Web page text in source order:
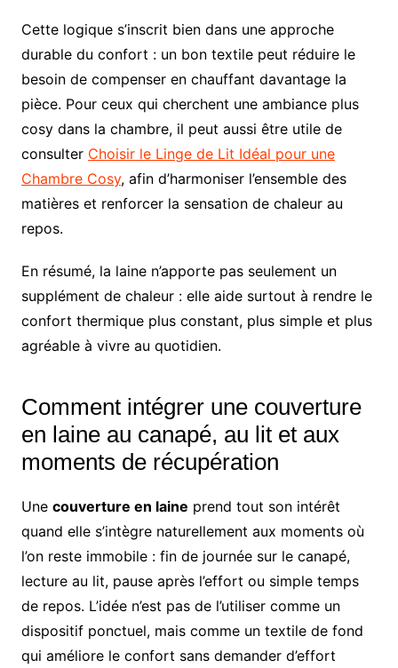
Cette logique s’inscrit bien dans une approche
durable du confort : un bon textile peut réduire le
besoin de compenser en chauffant davantage la
pièce. Pour ceux qui cherchent une ambiance plus
cosy dans la chambre, il peut aussi être utile de
consulter Choisir le Linge de Lit Idéal pour une
Chambre Cosy, afin d’harmoniser l’ensemble des
matières et renforcer la sensation de chaleur au
repos.
En résumé, la laine n’apporte pas seulement un
supplément de chaleur : elle aide surtout à rendre le
confort thermique plus constant, plus simple et plus
agréable à vivre au quotidien.
Comment intégrer une couverture
en laine au canapé, au lit et aux
moments de récupération
Une couverture en laine prend tout son intérêt
quand elle s’intègre naturellement aux moments où
l’on reste immobile : fin de journée sur le canapé,
lecture au lit, pause après l’effort ou simple temps
de repos. L’idée n’est pas de l’utiliser comme un
dispositif ponctuel, mais comme un textile de fond
qui améliore le confort sans demander d’effort